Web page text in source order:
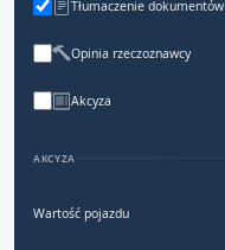
Tłumaczenie dokumentów
Opinia rzeczoznawcy
Akcyza
AKCYZA
Wartość pojazdu